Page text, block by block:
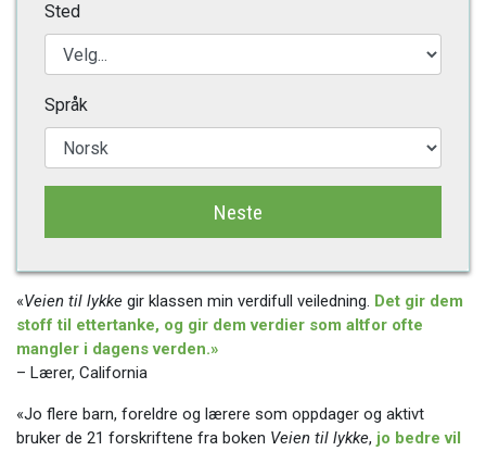
Sted
Språk
Neste
«Veien til lykke gir klassen min verdifull veiledning. Det gir dem
stoff til ettertanke, og gir dem verdier som altfor ofte
mangler i dagens verden.»
– Lærer, California
«Jo flere barn, foreldre og lærere som oppdager og aktivt
bruker de 21 forskriftene fra boken Veien til lykke, jo bedre vil